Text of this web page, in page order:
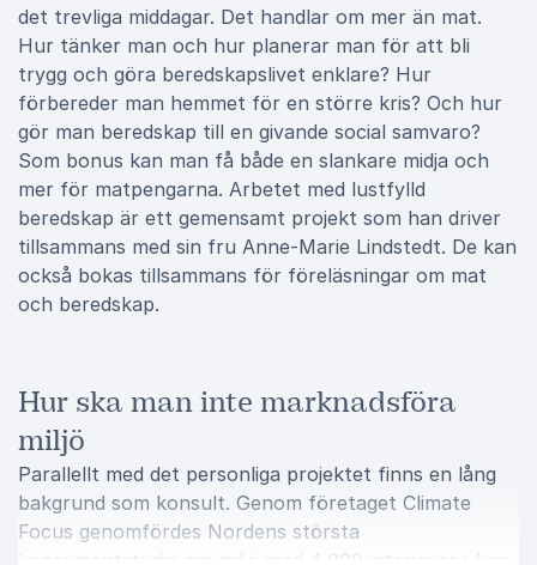
det trevliga middagar. Det handlar om mer än mat.
Hur tänker man och hur planerar man för att bli
trygg och göra beredskapslivet enklare? Hur
förbereder man hemmet för en större kris? Och hur
gör man beredskap till en givande social samvaro?
Som bonus kan man få både en slankare midja och
mer för matpengarna. Arbetet med lustfylld
beredskap är ett gemensamt projekt som han driver
tillsammans med sin fru Anne-Marie Lindstedt. De kan
också bokas tillsammans för föreläsningar om mat
och beredskap.
Hur ska man inte marknadsföra
miljö
Parallellt med det personliga projektet finns en lång
bakgrund som konsult. Genom företaget Climate
Focus genomfördes Nordens största
konsumentstudie om miljö med 4 000 intervjuer i fyra